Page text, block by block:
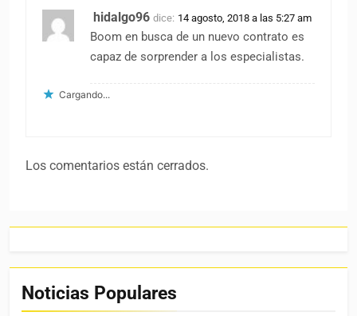
hidalgo96 dice: 14 agosto, 2018 a las 5:27 am
Boom en busca de un nuevo contrato es
capaz de sorprender a los especialistas.
Cargando...
Los comentarios están cerrados.
Noticias Populares